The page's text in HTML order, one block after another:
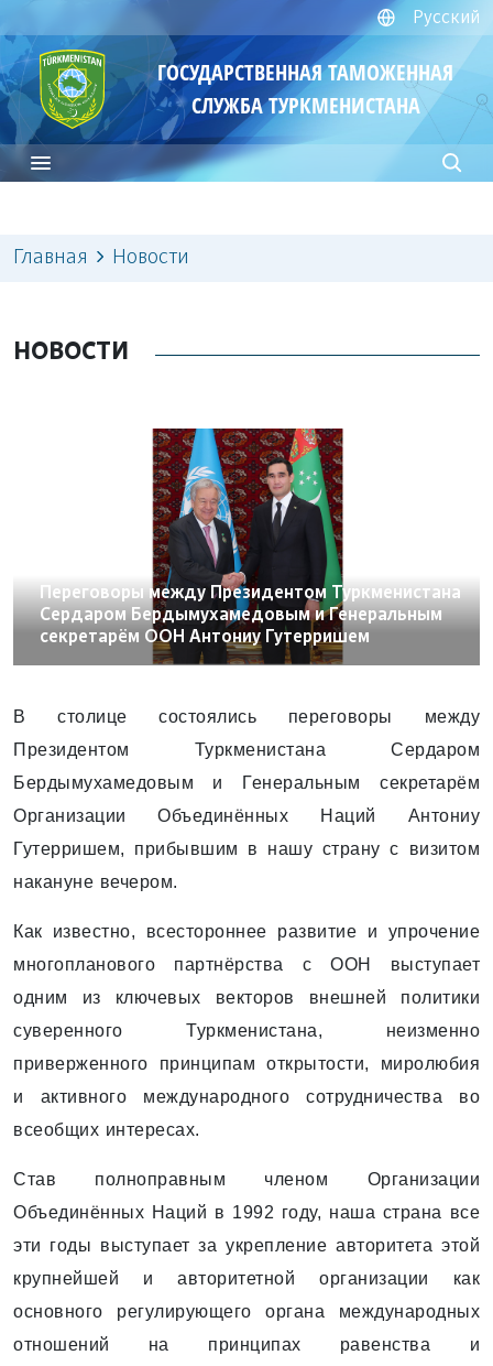
Русский
ГОСУДАРСТВЕННАЯ ТАМОЖЕННАЯ
СЛУЖБА ТУРКМЕНИСТАНА
Главная Новости
НОВОСТИ
Переговоры между Президентом Туркменистана
Сердаром Бердымухамедовым и Генеральным
секретарём ООН Антониу Гутерришем
B столице состоялись переговоры между
Президентом Туркменистана Сердаром
Бердымухамедовым и Генеральным секретарём
Организации Объединённых Наций Антониу
Гутерришем, прибывшим в нашу страну с визитом
накануне вечером.
Как известно, всестороннее развитие и упрочение
многопланового партнёрства с ООН выступает
одним из ключевых векторов внешней политики
суверенного Туркменистана, неизменно
приверженного принципам открытости, миролюбия
и активного международного сотрудничества во
всеобщих интересах.
Став полноправным членом Организации
Объединённых Наций в 1992 году, наша страна все
эти годы выступает за укрепление авторитета этой
крупнейшей и авторитетной организации как
основного регулирующего органа международных
отношений на принципах равенства и